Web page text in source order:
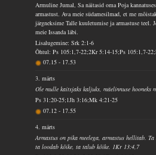
Armuline Jumal, Sa näitasid oma Poja
armastust. Ava meie südamesilmad, et me
järgneksime Talle kuuletumise ja armastuse teel.
meie Issanda läbi.
Lisalugemine: Srk 2:1-6
Õhtul: Ps 105:1,7-22;2Kr 5:14-15;Ps 105:1,7-
07.15- 17.53
3. märts
Ole mulle kaitsjaks kaljuks, mäelinnuse hooneks
Ps 31:20-25;1Jh 3:16;Mk 4:21-25
07.12- 17.55
4. märts
Armastus on pika meelega, armastus hellitab.
ta loodab kõike, ta talub kõike. 1Kr 13:4,7